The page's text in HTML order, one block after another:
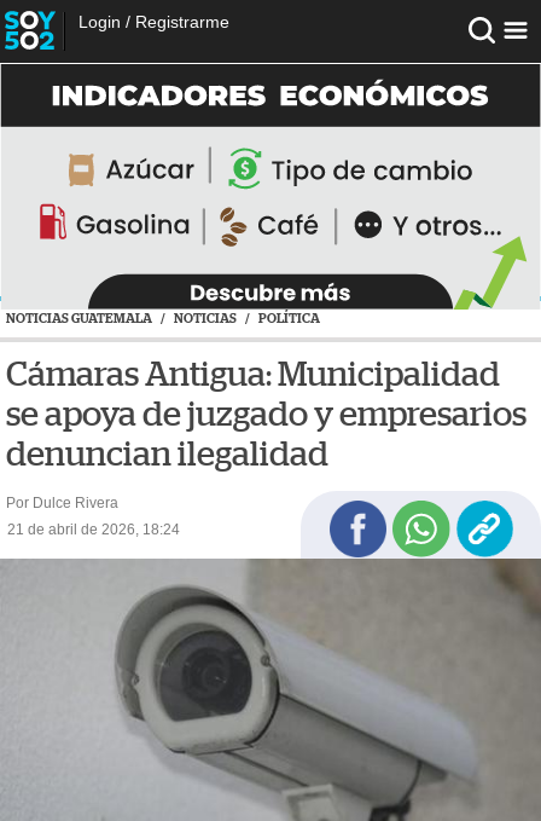
Login / Registrarme
NOTICIAS GUATEMALA / NOTICIAS / POLÍTICA
Cámaras Antigua: Municipalidad
se apoya de juzgado y empresarios
denuncian ilegalidad
Por Dulce Rivera
21 de abril de 2026, 18:24